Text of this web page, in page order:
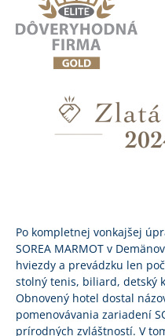
Po kompletnej vonkajšej
SOREA MARMOT v
hviezdy a prevádzku len
stolný tenis, biliard, detský
Obnovený hotel dostal
pomenovávania zariadení
prírodných zvláštností. V